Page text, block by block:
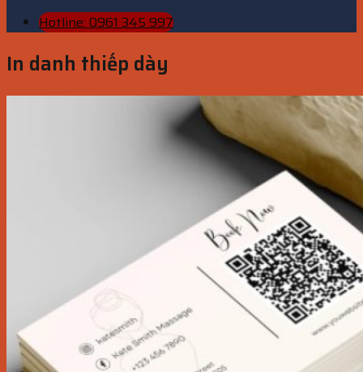
Hotline: 0961 345 997
In danh thiếp dày